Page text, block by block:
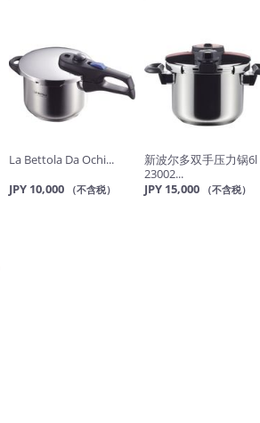
La Bettola Da Ochi...
JPY 10,000
（不含税）
新波尔多双手压力锅6l
23002...
JPY 15,000
（不含税）